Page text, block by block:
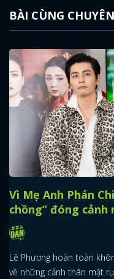
BÀI CÙNG
Vì Mẹ Anh Phán
chồng” đóng cảnh
Lê Phương hoàn toàn
về những cảnh thân mật